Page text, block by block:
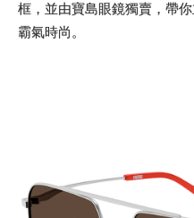
框，並由寶島眼鏡獨賣，帶
霸氣時尚。